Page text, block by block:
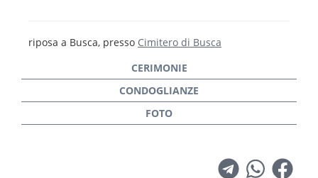
riposa a Busca, presso Cimitero di Busca